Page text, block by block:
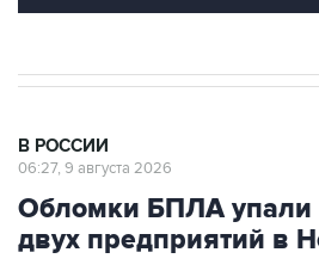
В РОССИИ
06:27, 9 августа 2026
Обломки БПЛА упали
двух предприятий в